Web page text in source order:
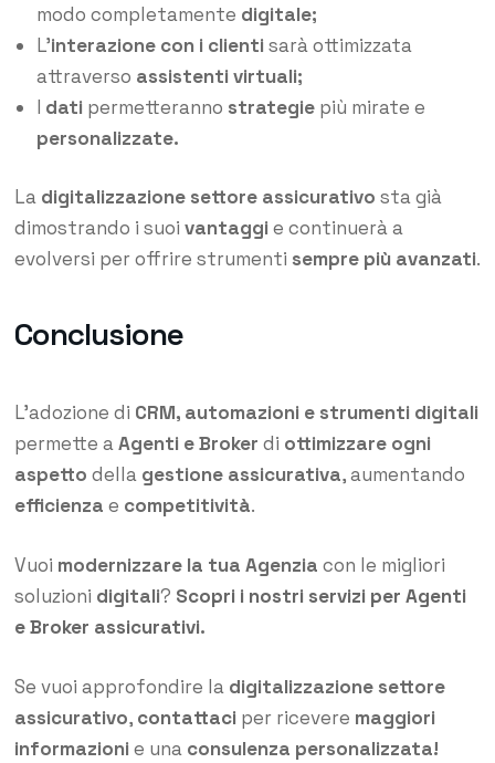
modo completamente digitale;
L’interazione con i clienti sarà ottimizzata
attraverso assistenti virtuali;
I dati permetteranno strategiepiù mirate e
personalizzate.
La digitalizzazione settore assicurativo sta già
dimostrando i suoi vantaggi e continuerà a
evolversi per offrire strumenti sempre più avanzati.
Conclusione
L’adozione di CRM, automazioni e strumenti digitali
permette aAgenti e Broker di ottimizzare ogni
aspetto della gestione assicurativa, aumentando
efficienza e competitività.
Vuoi modernizzare la tua Agenzia con le migliori
soluzioni digitali? Scopri i nostri servizi per Agenti
e Broker assicurativi.
Se vuoi approfondire la digitalizzazione settore
assicurativo, contattaci per ricevere maggiori
informazioni e una consulenza personalizzata!